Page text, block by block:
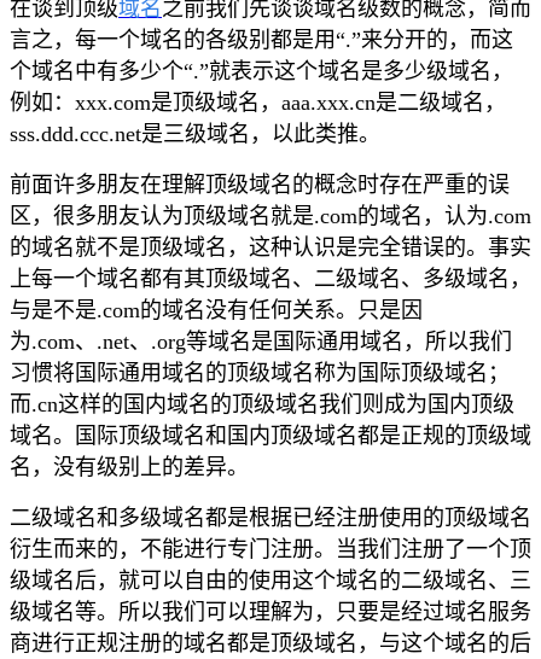
在谈到顶级域名之前我们先谈谈域名级数的概念，简而
言之，每一个域名的各级别都是用“.”来分开的，而这
个域名中有多少个“.”就表示这个域名是多少级域名，
例如：xxx.com是顶级域名，aaa.xxx.cn是二级域名，
sss.ddd.ccc.net是三级域名，以此类推。
前面许多朋友在理解顶级域名的概念时存在严重的误
区，很多朋友认为顶级域名就是.com的域名，认为.com
的域名就不是顶级域名，这种认识是完全错误的。事实
上每一个域名都有其顶级域名、二级域名、多级域名，
与是不是.com的域名没有任何关系。只是因
为.com、.net、.org等域名是国际通用域名，所以我们
习惯将国际通用域名的顶级域名称为国际顶级域名；
而.cn这样的国内域名的顶级域名我们则成为国内顶级
域名。国际顶级域名和国内顶级域名都是正规的顶级域
名，没有级别上的差异。
二级域名和多级域名都是根据已经注册使用的顶级域名
衍生而来的，不能进行专门注册。当我们注册了一个顶
级域名后，就可以自由的使用这个域名的二级域名、三
级域名等。所以我们可以理解为，只要是经过域名服务
商进行正规注册的域名都是顶级域名，与这个域名的后